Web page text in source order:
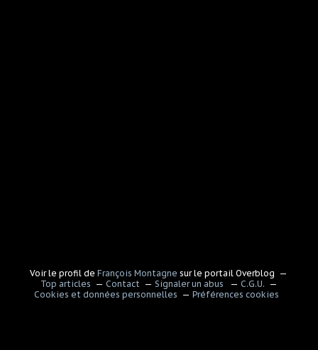
Voir le profil deFrançois Montagne sur le portail Overblog
Top articles
Contact Signaler un abus
C.G.U.
Cookies et données personnelles
Préférences cookies